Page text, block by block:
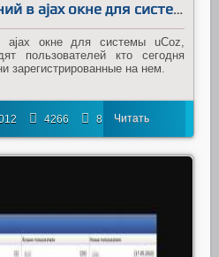
Статистика посещений в ajax окне для системы uCoz
ajax окне для системы uCoz,
пользователей кто сегодня
зарегистрированные на нем.
4266 8 Читать
далее